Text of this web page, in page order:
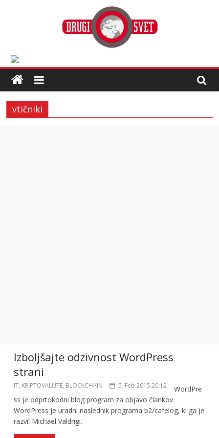
vtičniki
Izboljšajte odzivnost WordPress
strani
IT, KRIPTOVALUTE, BLOCKCHAIN 5. Feb 2015 20:12
WordPre
ss je odprtokodni blog program za objavo člankov.
WordPress je uradni naslednik programa b2/cafelog, ki ga je
razvil Michael Valdrigi.